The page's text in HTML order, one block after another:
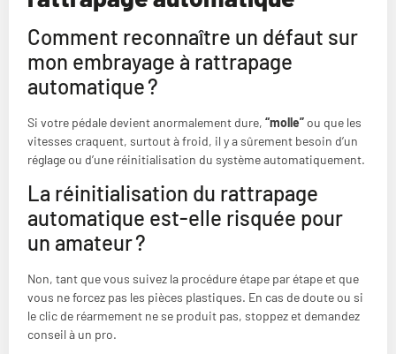
Comment reconnaître un défaut sur
mon embrayage à rattrapage
automatique ?
Si votre pédale devient anormalement dure, “molle” ou que les
vitesses craquent, surtout à froid, il y a sûrement besoin d’un
réglage ou d’une réinitialisation du système automatiquement.
La réinitialisation du rattrapage
automatique est-elle risquée pour
un amateur ?
Non, tant que vous suivez la procédure étape par étape et que
vous ne forcez pas les pièces plastiques. En cas de doute ou si
le clic de réarmement ne se produit pas, stoppez et demandez
conseil à un pro.